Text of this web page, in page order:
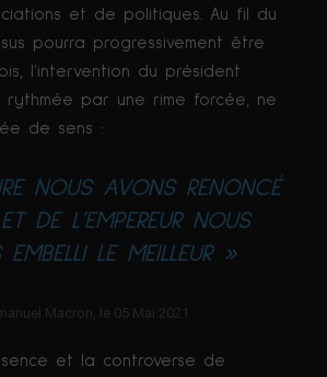
et de politiques. Au fil du
pourra progressivement être
l’intervention du président
rythmée par une rime forcée, ne
de sens :
NOUS AVONS RENONCÉ
DE L’EMPEREUR NOUS
LE MEILLEUR »
Macron, le 05 Mai 2021
et la controverse de